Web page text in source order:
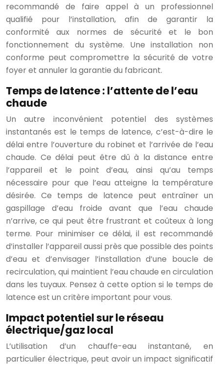
recommandé de faire appel à un professionnel
qualifié pour l’installation, afin de garantir la
conformité aux normes de sécurité et le bon
fonctionnement du système. Une installation non
conforme peut compromettre la sécurité de votre
foyer et annuler la garantie du fabricant.
Temps de latence : l’attente de l’eau
chaude
Un autre inconvénient potentiel des systèmes
instantanés est le temps de latence, c’est-à-dire le
délai entre l’ouverture du robinet et l’arrivée de l’eau
chaude. Ce délai peut être dû à la distance entre
l’appareil et le point d’eau, ainsi qu’au temps
nécessaire pour que l’eau atteigne la température
désirée. Ce temps de latence peut entraîner un
gaspillage d’eau froide avant que l’eau chaude
n’arrive, ce qui peut être frustrant et coûteux à long
terme. Pour minimiser ce délai, il est recommandé
d’installer l’appareil aussi près que possible des points
d’eau et d’envisager l’installation d’une boucle de
recirculation, qui maintient l’eau chaude en circulation
dans les tuyaux. Pensez à cette option si le temps de
latence est un critère important pour vous.
Impact potentiel sur le réseau
électrique/gaz local
L’utilisation d’un chauffe-eau instantané, en
particulier électrique, peut avoir un impact significatif